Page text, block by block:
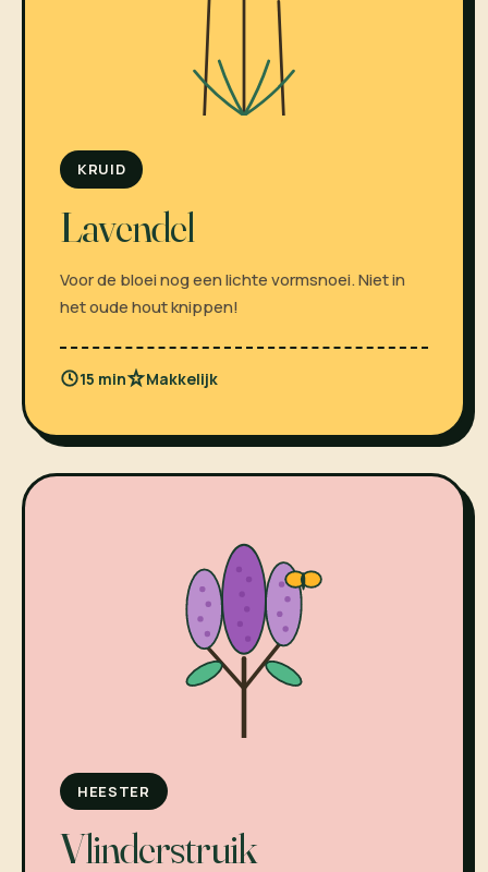
KRUID
Lavendel
Voor de bloei nog een lichte vormsnoei. Niet in
het oude hout knippen!
15 min Makkelijk
HEESTER
Vlinderstruik